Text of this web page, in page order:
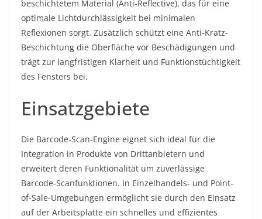
beschichtetem Material (Anti-Reflective), das für eine
optimale Lichtdurchlässigkeit bei minimalen
Reflexionen sorgt. Zusätzlich schützt eine Anti-Kratz-
Beschichtung die Oberfläche vor Beschädigungen und
trägt zur langfristigen Klarheit und Funktionstüchtigkeit
des Fensters bei.
Einsatzgebiete
Die Barcode-Scan-Engine eignet sich ideal für die
Integration in Produkte von Drittanbietern und
erweitert deren Funktionalität um zuverlässige
Barcode-Scanfunktionen. In Einzelhandels- und Point-
of-Sale-Umgebungen ermöglicht sie durch den Einsatz
auf der Arbeitsplatte ein schnelles und effizientes